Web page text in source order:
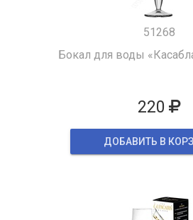
51268
Бокал для воды
220
ДОБАВИТЬ В